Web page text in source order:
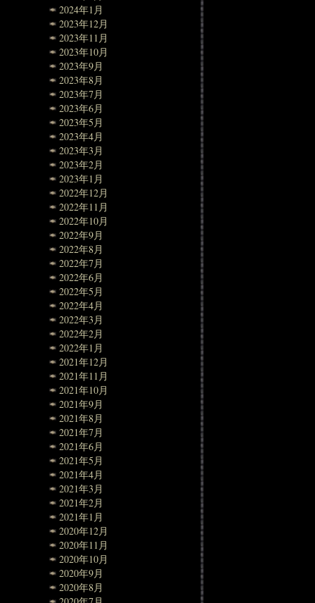
2024年1月
2023年12月
2023年11月
2023年10月
2023年9月
2023年8月
2023年7月
2023年6月
2023年5月
2023年4月
2023年3月
2023年2月
2023年1月
2022年12月
2022年11月
2022年10月
2022年9月
2022年8月
2022年7月
2022年6月
2022年5月
2022年4月
2022年3月
2022年2月
2022年1月
2021年12月
2021年11月
2021年10月
2021年9月
2021年8月
2021年7月
2021年6月
2021年5月
2021年4月
2021年3月
2021年2月
2021年1月
2020年12月
2020年11月
2020年10月
2020年9月
2020年8月